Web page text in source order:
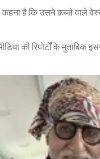
है कि उसने क़ब्ज़े वाले
की रिपोर्टों के